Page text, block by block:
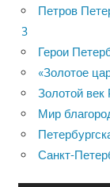
Петров
3
Герои
«Золотое
Золотой век
Мир
Санкт-